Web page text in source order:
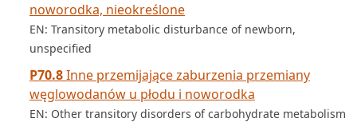
noworodka, nieokreślone
EN: Transitory metabolic disturbance of newborn,
unspecified
P70.8Inne przemijające zaburzenia przemiany
węglowodanów u płodu i noworodka
EN: Other transitory disorders of carbohydrate metabolism